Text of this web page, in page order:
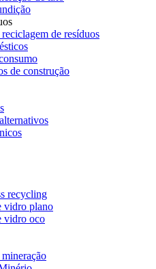
de resíduos
de construção
recycling
vidro plano
vidro oco